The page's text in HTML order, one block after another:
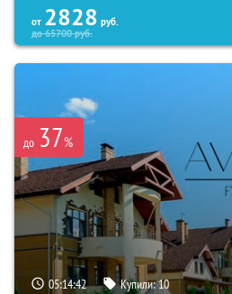
от 2828 руб.
до65700руб.
до 37%
05:14:40 Купили:10